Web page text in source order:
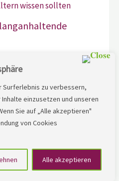
Surferlebnis zu verbessern,
einzusetzen und unseren
Sie auf „Alle akzeptieren"
von Cookies
Alle akzeptieren
eine LRS oder RSAnzeichen
mehrsprachig
ich dargestellt, was
eine der beiden
Diese sind unabhängig
meinem
ich vornehmlich mit
sind. Immer
[…]